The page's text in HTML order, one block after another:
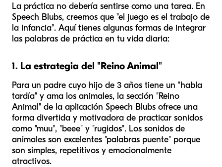
La práctica no debería sentirse como una tarea. En
Speech Blubs, creemos que "el juego es el trabajo de
la infancia". Aquí tienes algunas formas de integrar
las palabras de práctica en tu vida diaria:
1. La estrategia del "Reino Animal"
Para un padre cuyo hijo de 3 años tiene un "habla
tardía" y ama los animales, la sección "Reino
Animal" de la aplicación Speech Blubs ofrece una
forma divertida y motivadora de practicar sonidos
como "muu", "beee" y "rugidos". Los sonidos de
animales son excelentes "palabras puente" porque
son simples, repetitivos y emocionalmente
atractivos.